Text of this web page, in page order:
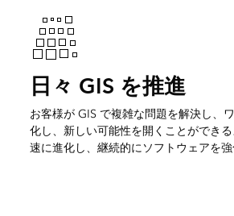
日々 GIS を推進
お客様が GIS で複雑な問題を解決し、
化し、新しい可能性を開くことができ
速に進化し、継続的にソフトウェアを強